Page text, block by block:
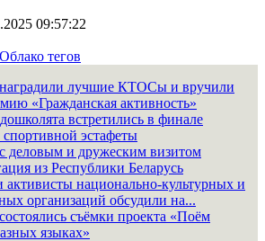
09:57:22
Облако тегов
лучшие КТОСы и вручили
«Гражданская активность»
встретились в финале
эстафеты
деловым и дружеским визитом
из Республики Беларусь
активисты национально-культурных и
организаций обсудили на...
съёмки проекта «Поём
языках»